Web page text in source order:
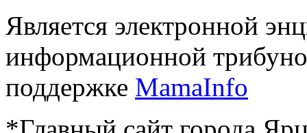
Является электронной
информационной
поддержке MamaInfo